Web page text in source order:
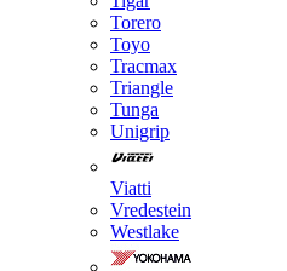
Torero
Toyo
Tracmax
Triangle
Tunga
Unigrip
Viatti
Vredestein
Westlake